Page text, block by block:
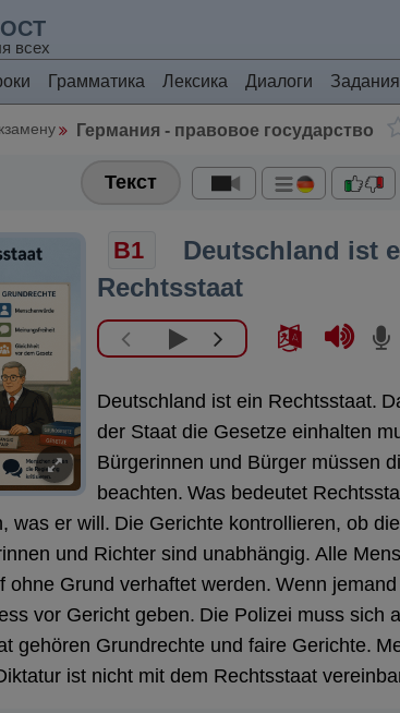
всех
Грамматика Лексика Диалоги Задания
Германия - правовое государство
Текст
B1
Deutschland ist
Rechtsstaat
Deutschland ist ein Rechtsstaat.
der Staat die Gesetze einhalten
Bürgerinnen und Bürger müssen
beachten. Was bedeutet
was er will. Die Gerichte kontrollieren, ob
und Richter sind unabhängig. Alle
ohne Grund verhaftet werden. Wenn
vor Gericht geben. Die Polizei muss sich
gehören Grundrechte und faire Gerichte.
ist nicht mit dem Rechtsstaat